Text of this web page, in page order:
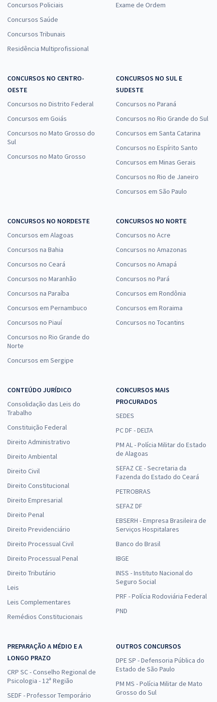
Concursos Policiais
Concursos Saúde
Concursos Tribunais
Residência Multiprofissional
Exame de Ordem
CONCURSOS NO CENTRO-
OESTE
Concursos no Distrito Federal
Concursos em Goiás
Concursos no Mato Grosso do
Sul
Concursos no Mato Grosso
CONCURSOS NO SUL E
SUDESTE
Concursos no Paraná
Concursos no Rio Grande do Sul
Concursos em Santa Catarina
Concursos no Espírito Santo
Concursos em Minas Gerais
Concursos no Rio de Janeiro
Concursos em São Paulo
CONCURSOS NO NORDESTE
Concursos em Alagoas
Concursos na Bahia
Concursos no Ceará
Concursos no Maranhão
Concursos na Paraíba
Concursos em Pernambuco
Concursos no Piauí
Concursos no Rio Grande do
Norte
Concursos em Sergipe
CONCURSOS NO NORTE
Concursos no Acre
Concursos no Amazonas
Concursos no Amapá
Concursos no Pará
Concursos em Rondônia
Concursos em Roraima
Concursos no Tocantins
CONTEÚDO JURÍDICO
Consolidação das Leis do
Trabalho
Constituição Federal
Direito Administrativo
Direito Ambiental
Direito Civil
Direito Constitucional
Direito Empresarial
Direito Penal
Direito Previdenciário
Direito Processual Civil
Direito Processual Penal
Direito Tributário
Leis
Leis Complementares
Remédios Constitucionais
CONCURSOS MAIS
PROCURADOS
SEDES
PC DF - DELTA
PM AL - Polícia Militar do Estado
de Alagoas
SEFAZ CE - Secretaria da
Fazenda do Estado do Ceará
PETROBRAS
SEFAZ DF
EBSERH - Empresa Brasileira de
Serviços Hospitalares
Banco do Brasil
IBGE
INSS - Instituto Nacional do
Seguro Social
PRF - Polícia Rodoviária Federal
PND
PREPARAÇÃO A MÉDIO E A
LONGO PRAZO
CRP SC - Conselho Regional de
Psicologia - 12ª Região
SEDF - Professor Temporário
OUTROS CONCURSOS
DPE SP - Defensoria Pública do
Estado de São Paulo
PM MS - Polícia Militar de Mato
Grosso do Sul